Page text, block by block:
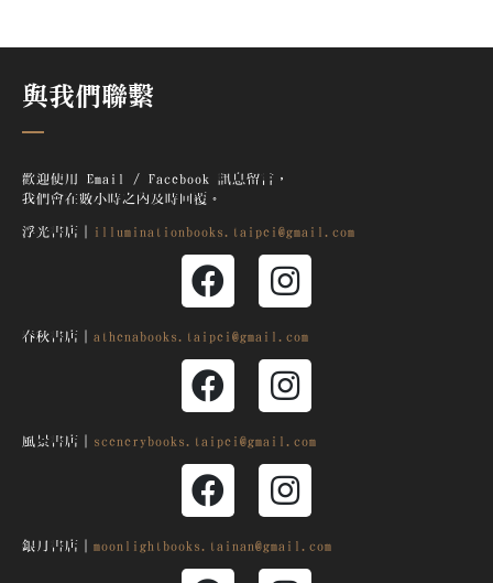
與我們聯繫
歡迎使用 Email / Facebook 訊息留言，
我們會在數小時之內及時回覆。
浮光書店｜ illuminationbooks.taipei@gmail.com
春秋書店｜ athenabooks.taipei@gmail.com
風景書店｜ scenerybooks.taipei@gmail.com
銀月 書店｜ moonlightbooks.tainan@gmail.com